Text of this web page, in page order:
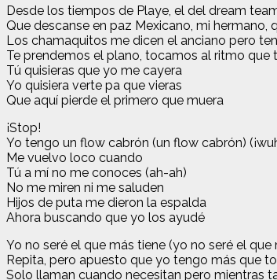
Desde los tiempos de Playe, el del dream
Que descanse en paz Mexicano, mi hermano,
Los chamaquitos me dicen el anciano pero
Te prendemos el plano, tocamos al ritmo que
Tú quisieras que yo me cayera
Yo quisiera verte pa que vieras
Que aquí pierde el primero que muera
¡Stop!
Yo tengo un flow cabrón (un flow cabrón)
Me vuelvo loco cuando
Tú a mí no me conoces (ah-ah)
No me miren ni me saluden
Hijos de puta me dieron la espalda
Ahora buscando que yo los ayudé
Yo no seré el que más tiene (yo no seré el que
Repita, pero apuesto que yo tengo más que
Solo llaman cuando necesitan pero mientras